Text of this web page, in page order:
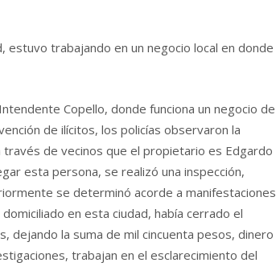
estuvo trabajando en un negocio local en donde
Copello, donde funciona un negocio de
de ilícitos, los policías observaron la
de vecinos que el propietario es Edgardo
esta persona, se realizó una inspección,
se determinó acorde a manifestaciones
en esta ciudad, había cerrado el
dejando la suma de mil cincuenta pesos, dinero
trabajan en el esclarecimiento del